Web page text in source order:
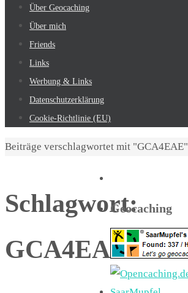
Inhalt
springen
Über Geocaching
Über mich
Friends
Links
Werbung & Links
Datenschutzerklärung
Cookie-Richtlinie (EU)
Start
Beiträge verschlagwortet mit "GCA4EAE"
Schlagwort:
GCA4EAE
Geocaching